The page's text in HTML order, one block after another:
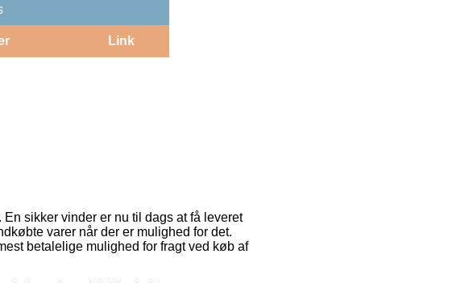
Link
sikker vinder er nu til dags at få leveret
varer når der er mulighed for det.
betalelige mulighed for fragt ved køb af